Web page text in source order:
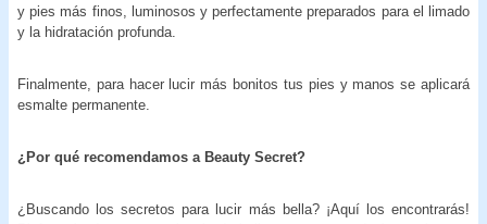
y pies más finos, luminosos y perfectamente preparados para el limado
y la hidratación profunda.
Finalmente, para hacer lucir más bonitos tus pies y manos se aplicará
esmalte permanente.
¿Por qué recomendamos a Beauty Secret?
¿Buscando los secretos para lucir más bella? ¡Aquí los encontrarás!